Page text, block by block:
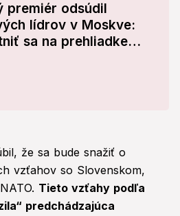
premiér odsúdil
lídrov v Moskve:
sa na prehliadke
že sa bude snažiť o
vzťahov so Slovenskom,
Tieto vzťahy podľa
predchádzajúca